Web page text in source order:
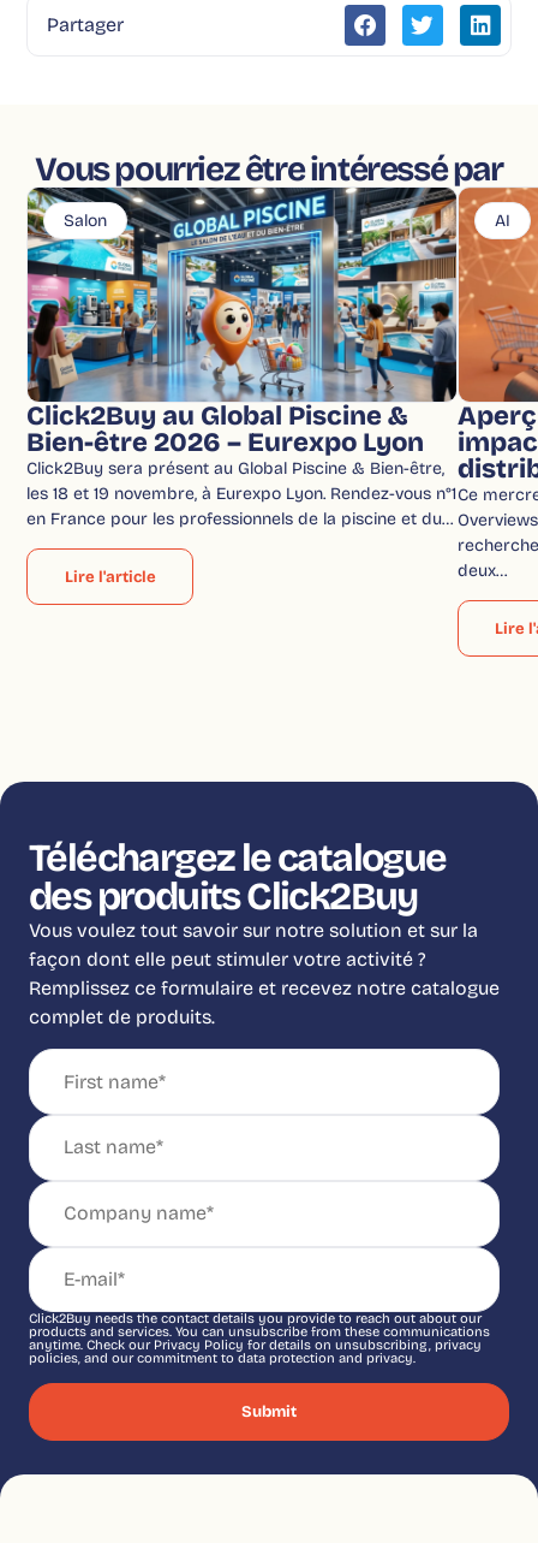
Partager
Vous pourriez être intéressé par
Salon
Click2Buy au Global Piscine &
Bien-être 2026 – Eurexpo Lyon
Click2Buy sera présent au Global Piscine & Bien-être,
les 18 et 19 novembre, à Eurexpo Lyon. Rendez-vous n°1
en France pour les professionnels de la piscine et du…
Lire l'article
AI
Ce
deux…
Lire
Téléchargez le catalogue
des produits Click2Buy
Vous voulez tout savoir sur notre solution et sur la
façon dont elle peut stimuler votre activité ?
Remplissez ce formulaire et recevez notre catalogue
complet de produits.
Click2Buy needs the contact details you provide to reach out about our
products and services. You can unsubscribe from these communications
anytime. Check our Privacy Policy for details on unsubscribing, privacy
policies, and our commitment to data protection and privacy.